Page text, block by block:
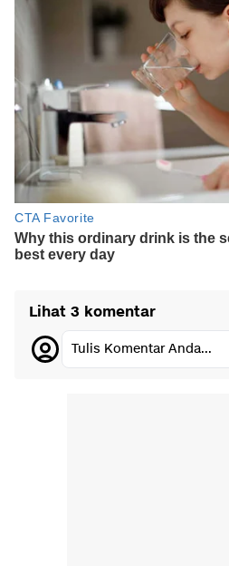
Lihat 3 komentar
Tulis Komentar Anda...